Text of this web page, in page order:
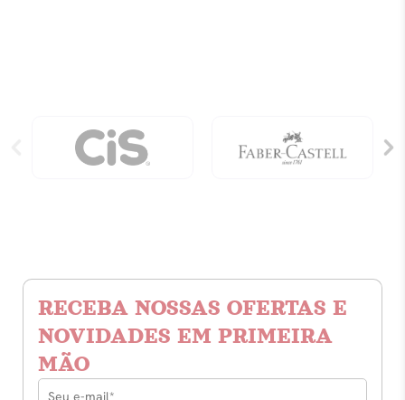
RECEBA NOSSAS OFERTAS E
NOVIDADES EM PRIMEIRA
MÃO